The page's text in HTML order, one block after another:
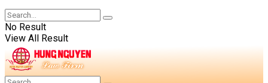
No Result
View All Result